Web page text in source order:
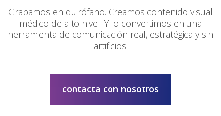
Grabamos en quirófano. Creamos contenido visual
médico de alto nivel. Y lo convertimos en una
herramienta de comunicación real, estratégica y sin
artificios.
contacta con nosotros